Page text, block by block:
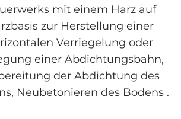
mit einem Harz auf
zur Herstellung einer
Verriegelung oder
einer Abdichtungsbahn,
der Abdichtung des
Neubetonieren des Bodens .